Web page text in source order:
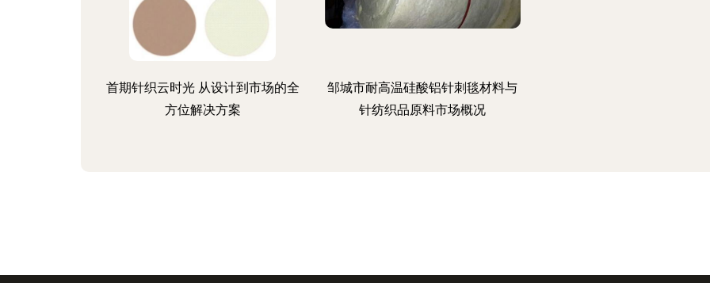
首期针织云时光 从设计到市场的全
方位解决方案
邹城市耐高温硅酸铝针刺毯材料与
针纺织品原料市场概况